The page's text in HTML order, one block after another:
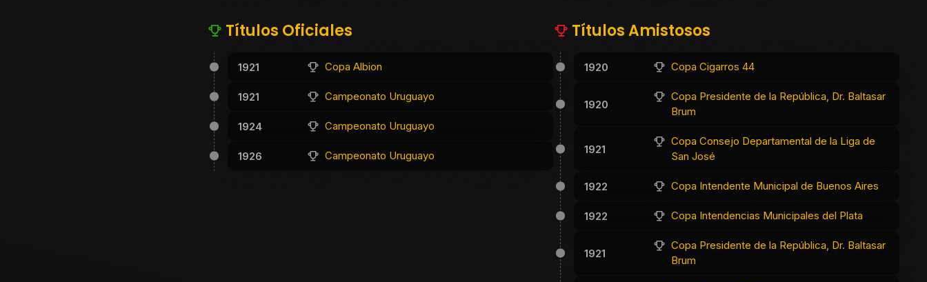
Títulos Oficiales
1921 Copa Albion
1921 Campeonato Uruguayo
1924 Campeonato Uruguayo
1926 Campeonato Uruguayo
Títulos Amistosos
1920 Copa Cigarros 44
1920
Copa Presidente de la República, Dr. Baltasar
Brum
1921
Copa Consejo Departamental de la Liga de
San José
1922 Copa Intendente Municipal de Buenos Aires
1922 Copa Intendencias Municipales del Plata
1921
Copa Presidente de la República, Dr. Baltasar
Brum